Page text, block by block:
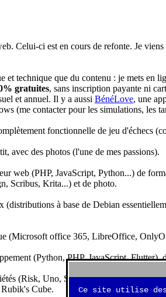
Celui-ci est en cours de refonte. Je
et technique que du contenu : je mets en
gratuites, sans inscription payante ni
et annuel. Il y a aussi BénéLove, une
(me contacter pour les simulations, les
fonctionnelle de jeu d'échecs
avec des photos (l'une de mes passions).
web (PHP, JavaScript, Python...) de
Scribus, Krita...) et de photo.
(distributions à base de Debian
(Microsoft office 365, LibreOffice,
(Python, PHP, JavaScript,
(Risk, Uno, Scrabble...), mais aussi
Cube.
Ce site utilise